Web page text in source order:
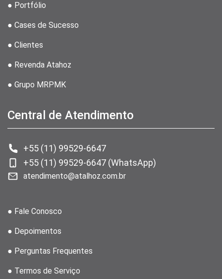
● Portfólio
● Cases de Sucesso
● Clientes
● Revenda Atahoz
● Grupo MRPMK
Central de Atendimento
+55 (11) 99529-6647
+55 (11) 99529-6647 (WhatsApp)
atendimento@atalhoz.com.br
● Fale Conosco
● Depoimentos
● Perguntas Frequentes
● Termos de Serviço